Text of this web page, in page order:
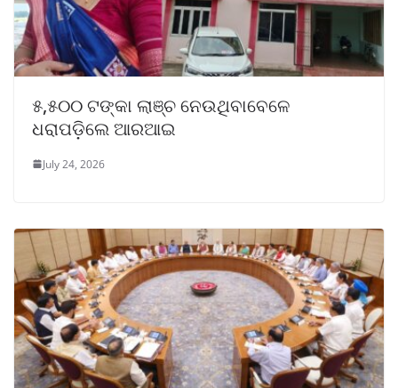
୫,୫୦୦ ଟଙ୍କା ଲାଞ୍ଚ ନେଉଥିବାବେଳେ
ଧରାପଡ଼ିଲେ ଆରଆଇ
July 24, 2026